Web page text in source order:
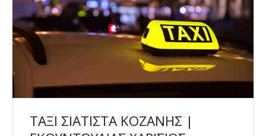
ΤΑΞΙ ΣΙΑΤΙΣΤΑ ΚΟΖΑΝΗΣ |